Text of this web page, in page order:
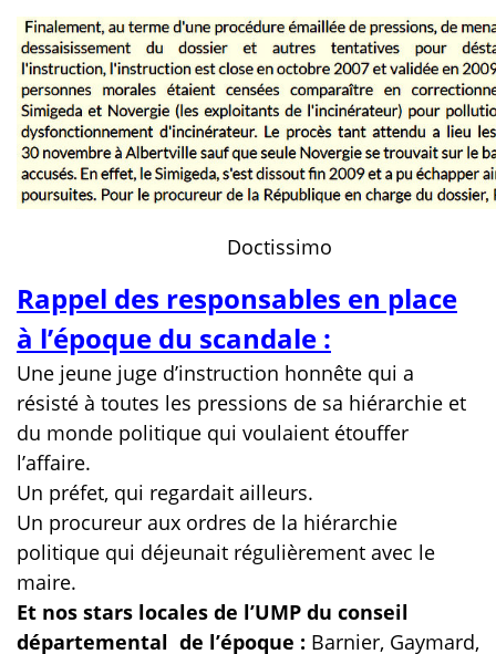
Doctissimo
Rappel des responsables en place
à l’époque du scandale :
Une jeune juge d’instruction honnête qui a
résisté à toutes les pressions de sa hiérarchie et
du monde politique qui voulaient étouffer
l’affaire.
Un préfet, qui regardait ailleurs.
Un procureur aux ordres de la hiérarchie
politique qui déjeunait régulièrement avec le
maire.
Et nos stars locales de l’UMP du conseil
départemental de l’époque : Barnier, Gaymard,